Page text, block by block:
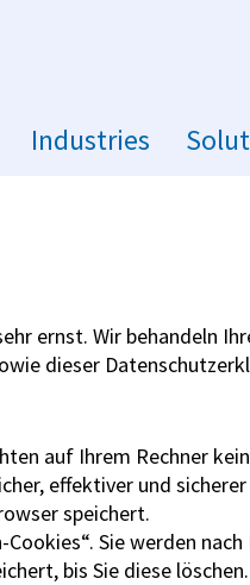
Industries
ernst. Wir behandeln
dieser
auf Ihrem Rechner
effektiver und
speichert.
Sie werden nach
bis Sie diese